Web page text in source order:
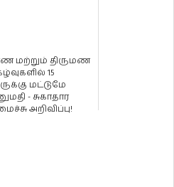
மற்றும் திருமண
15
மட்டுமே
- சுகாதார
அறிவிப்பு!